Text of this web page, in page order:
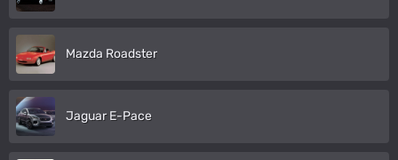
Mazda Roadster
Jaguar E-Pace